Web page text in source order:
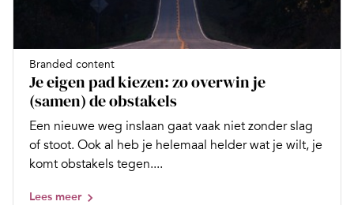
Branded content
Je eigen pad kiezen: zo overwin je
(samen) de obstakels
Een nieuwe weg inslaan gaat vaak niet zonder slag
of stoot. Ook al heb je helemaal helder wat je wilt, je
komt obstakels tegen....
Lees meer